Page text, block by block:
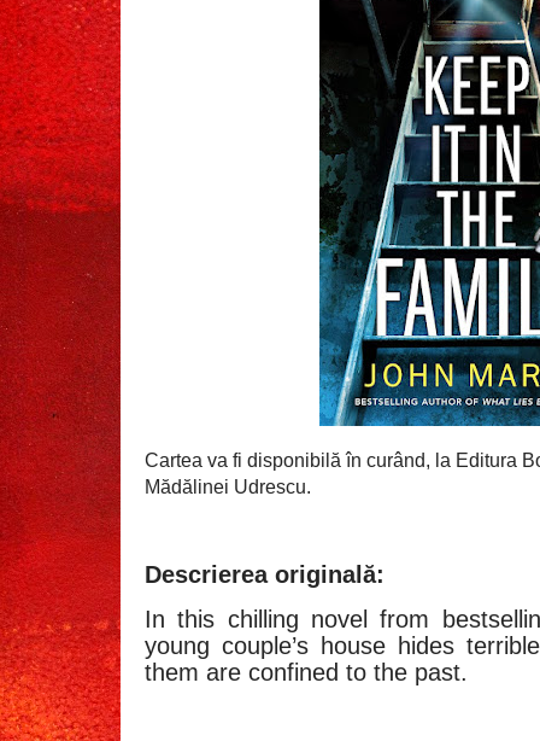
Cartea va fi disponibilă în curând, la Editura
Mădălinei Udrescu.
Descrierea originală:
In this chilling novel from
young couple’s house hides
them are confined to the past.